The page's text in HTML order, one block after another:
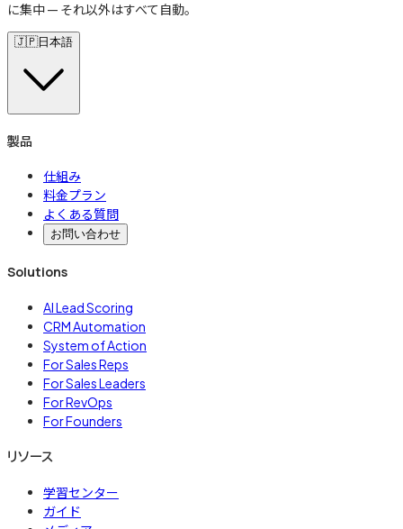
に集中 — それ以外はすべて自動。
🇯🇵日本語
製品
仕組み
料金プラン
よくある質問
お問い合わせ
Solutions
AI Lead Scoring
CRM Automation
System of Action
For Sales Reps
For Sales Leaders
For RevOps
For Founders
リソース
学習センター
ガイド